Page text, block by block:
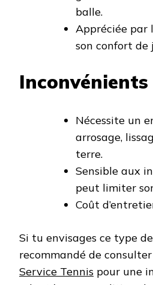
balle.
Appréciée par
son confort de
Inconvénients
Nécessite un
arrosage,
terre.
Sensible aux
peut limiter
Coût
Si tu envisages ce type
recommandé de
Service Tennis pour une